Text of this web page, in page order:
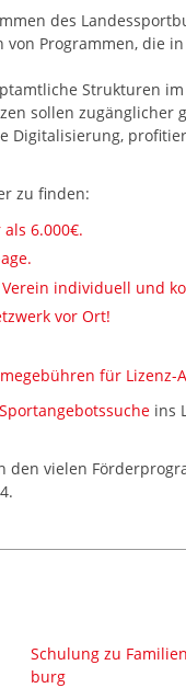
des
Programmen, die
Strukturen
sollen zugänglicher
Digitalisierung,
zu finden:
6.000€.
individuell und
vor Ort!
für
ins
den vielen
Schulung zu
burg